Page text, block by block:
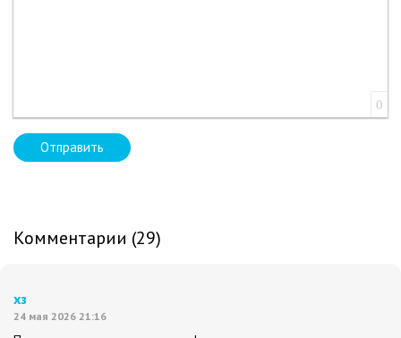
0
Отправить
Комментарии (29)
хз
24 мая 2026 21:16